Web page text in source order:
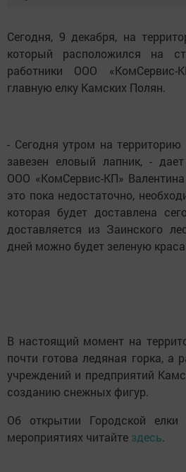
Сегодня, 9 декабря, на
который расположился на
работники ООО «КомСервис-
главную елку Камских Полян.
- Сегодня утром на
завезен еловый лапник, -
ООО «КомСервис-КП»
это пока недостаточно,
которая будет доставлена
доставляется из Заинского
дней можно будет зеленую
В настоящий момент на
почти готова ледяная горка, а
учреждений и предприятий
созданию снежных фигур.
Об открытии Городской елки
мероприятиях читайте здесь.